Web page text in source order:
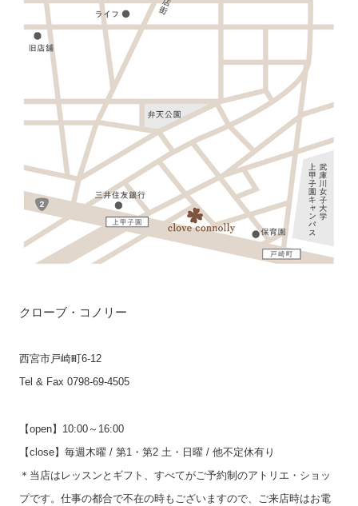
クローブ・コノリー
西宮市戸崎町6-12
Tel & Fax 0798-69-4505
【open】10:00～16:00
【close】毎週木曜 / 第1・第2 土・日曜 / 他不定休有り
＊当店はレッスンとギフト、すべてがご予約制のアトリエ・ショッ
プです。仕事の都合で不在の時もございますので、ご来店時はお電